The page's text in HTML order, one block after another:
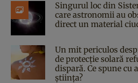
Singurul loc din
care astronomii au
direct un material
Un mit periculos
de protecție solară
dispară. Ce spune cu
știința?